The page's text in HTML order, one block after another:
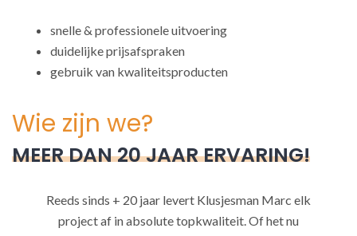
snelle & professionele uitvoering
duidelijke prijsafspraken
gebruik van kwaliteitsproducten
Wie zijn we?
MEER DAN 20 JAAR ERVARING!
Reeds sinds + 20 jaar levert Klusjesman Marc elk
project af in absolute topkwaliteit. Of het nu